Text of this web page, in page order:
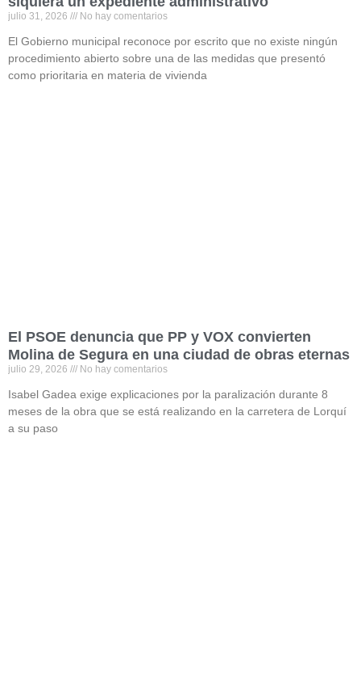
julio 31, 2026 No hay comentarios
El Gobierno municipal reconoce por escrito que no existe ningún
procedimiento abierto sobre una de las medidas que presentó
como prioritaria en materia de vivienda
El PSOE denuncia que PP y VOX convierten
Molina de Segura en una ciudad de obras eternas
julio 29, 2026 No hay comentarios
Isabel Gadea exige explicaciones por la paralización durante 8
meses de la obra que se está realizando en la carretera de Lorquí
a su paso